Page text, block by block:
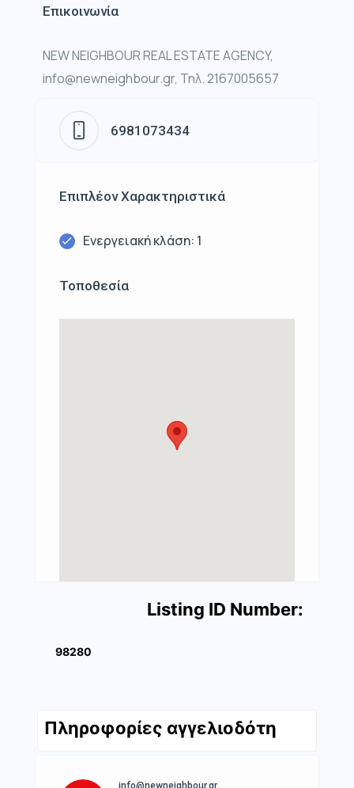
Επικοινωνία
NEW NEIGHBOUR REAL ESTATE AGENCY,
info@newneighbour.gr, Τηλ. 2167005657
6981073434
Επιπλέον Χαρακτηριστικά
Ενεργειακή κλάση: 1
Τοποθεσία
Listing ID Number:
98280
Πληροφορίες αγγελιοδότη